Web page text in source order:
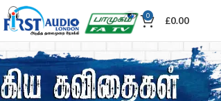
0 £0.00